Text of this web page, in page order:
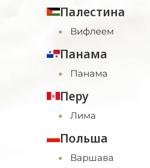
Палестина
Вифлеем
Панама
Панама
Перу
Лима
Польша
Варшава